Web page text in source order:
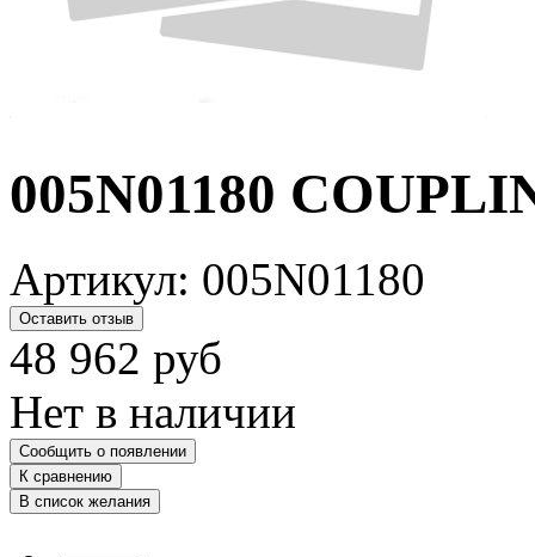
005N01180
Артикул: 005N01180
Оставить отзыв
48 962 руб
Нет в наличии
Сообщить о появлении
К сравнению
В список желания